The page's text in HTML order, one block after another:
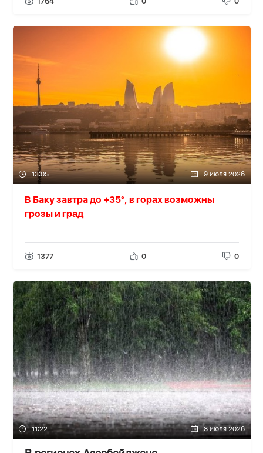
13:05 9 июля 2026
В Баку завтра до +35°, в горах возможны
грозы и град
1377 0 0
11:22 8 июля 2026